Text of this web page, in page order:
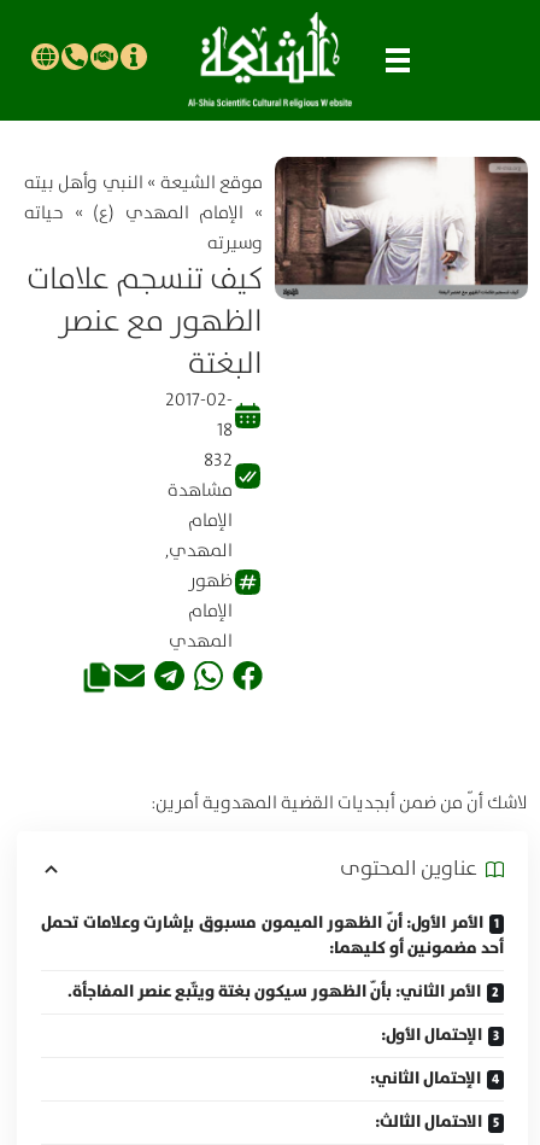
موقع الشیعة » النبي وأهل بيته
» الإمام المهدي (ع) » حياته
وسيرته
كيف تنسجم علامات
الظهور مع عنصر
البغتة
2017-02-
18
832
مشاهدة
الإمام
المهدي,
ظهور
الإمام
المهدي
لاشك أنّ من ضمن أبجديات القضية المهدوية أمرين:
عناوين المحتوی
الأمر الأول: أنّ الظهور الميمون مسبوق بإشارت وعلامات تحمل
أحد مضمونين أو كليهما:
الأمر الثاني: بأنّ الظهور سيكون بغتة ويتّبع عنصر المفاجأة.
الإحتمال الأول:
الإحتمال الثاني:
الاحتمال الثالث: